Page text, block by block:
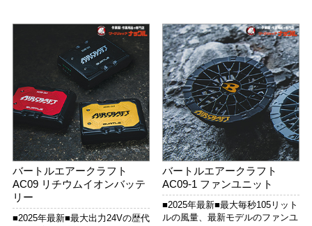
バートルエアークラフト
AC09 リチウムイオンバッテ
リー
■2025年最新■最大出力24Vの歴代
バートルエアークラフト
AC09-1 ファンユニット
■2025年最新■最大毎秒105リット
ルの風量、最新モデルのファンユ